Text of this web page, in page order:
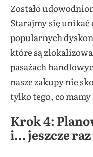
Zostało
Starajmy się
popularnych
które są
pasażach
nasze zakupy nie
tylko tego, co
Krok 4:
i… jeszcze